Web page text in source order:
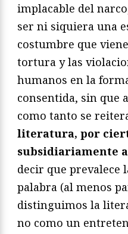
implacable del
ser ni siquiera una
costumbre que
tortura y las
humanos en la
consentida, sin que
como tanto se
literatura, por
subsidiariamente
decir que prevalece
palabra (al menos
distinguimos la
no como un